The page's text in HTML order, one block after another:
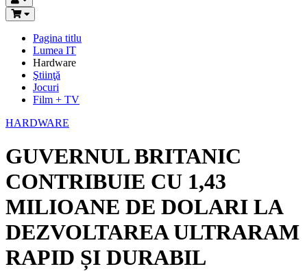
Pagina titlu
Lumea IT
Hardware
Ştiinţă
Jocuri
Film + TV
HARDWARE
GUVERNUL BRITANIC
CONTRIBUIE CU 1,43
MILIOANE DE DOLARI LA
DEZVOLTAREA ULTRARAM
RAPID ȘI DURABIL